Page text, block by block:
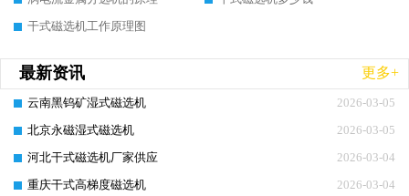
干式磁选机工作原理图
最新资讯 更多+
2026-03-05
云南黑钨矿湿式磁选机
2026-03-05
北京永磁湿式磁选机
2026-03-04
河北干式磁选机厂家供应
2026-03-04
重庆干式高梯度磁选机